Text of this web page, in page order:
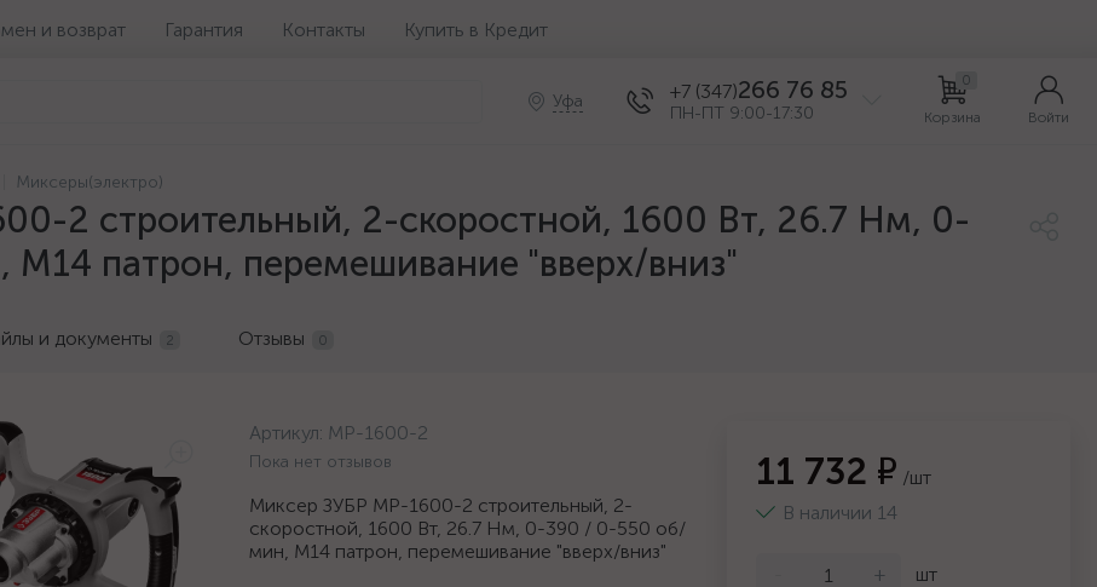
и возврат Гарантия Контакты Купить в Кредит
Уфа +7 (347)266 76 85
ПН-ПТ 9:00-17:30
0
Корзина Войти
Миксеры(электро)
2 строительный, 2-скоростной, 1600 Вт, 26.7 Нм, 0-
патрон, перемешивание "вверх/вниз"
и документы 2 Отзывы 0
Артикул: МР-1600-2
Пока нет отзывов
Миксер ЗУБР МР-1600-2 строительный, 2-
скоростной, 1600 Вт, 26.7 Нм, 0-390 / 0-550 об/
мин, М14 патрон, перемешивание "вверх/вниз"
11 732 ₽ /шт
В наличии 14
+ шт